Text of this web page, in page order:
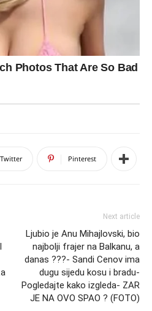
Twitter Pinterest
Next article
Ljubio je Anu Mihajlovski, bio
najbolji frajer na Balkanu, a
danas ???- Sandi Cenov ima
dugu sijedu kosu i bradu-
Pogledajte kako izgleda- ZAR
JE NA OVO SPAO ? (FOTO)